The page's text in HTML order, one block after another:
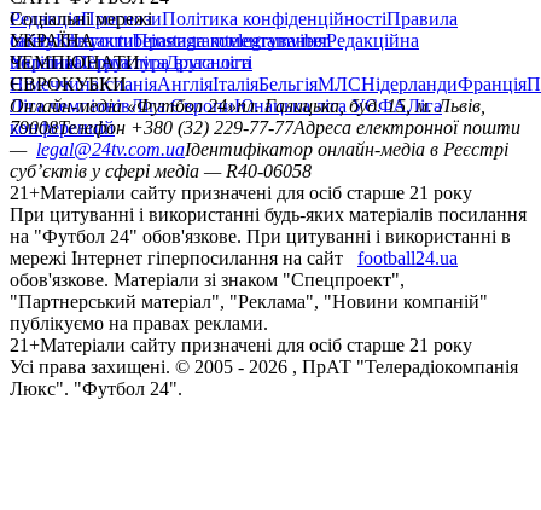
РедакціяПрогнозиПолітика конфіденційностіПравила
сайтуКонтактиПравила коментуванняРедакційна
політикаСтруктура власності
Соціальні мережі
facebookxyoutubeinstagramtelegramviber
УКРАЇНА
УкраїнаПерша лігаДруга ліга
ЧЕМПІОНАТИ
НімеччинаІспаніяАнгліяІталіяБельгіяМЛСНідерландиФранція
ЄВРОКУБКИ
Ліга чемпіонівЛіга ЄвропиЮнацька ліга УЄФАЛіга
конференцій
Онлайн-медіа «Футбол 24»пл. Галицька, буд. 15, м. Львів,
79008Телефон +380 (32) 229-77-77Адреса електронної пошти
— legal@24tv.com.uaІдентифікатор онлайн-медіа в Реєстрі
суб’єктів у сфері медіа — R40-06058
21+Матеріали сайту призначені для осіб старше 21 року
При цитуванні і використанні будь-яких матеріалів посилання
на "Футбол 24" обов'язкове. При цитуванні і використанні в
мережі Інтернет гіперпосилання на сайт
football24.ua
обов'язкове. Матеріали зі знаком "Спецпроект",
"Партнерський матеріал", "Реклама", "Новини компаній"
публікуємо на правах реклами.
21+Матеріали сайту призначені для осіб старше 21 року
Усi права захищенi. © 2005 - 2026 , ПрАТ "Телерадіокомпанія
Люкс". "Футбол 24".